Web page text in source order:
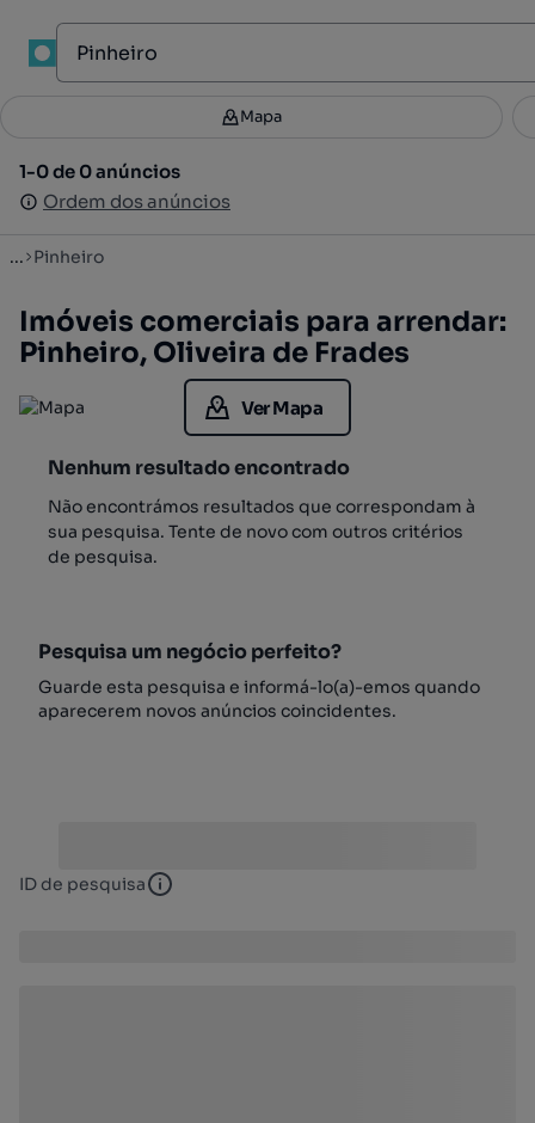
Filtros 3
1-0 de 0 anúncios
Ordem dos anúncios
Mapa
1-0 de 0 anúncios
Ordem dos anúncios
... Pinheiro
Imóveis comerciais para arrendar:
Pinheiro, Oliveira de Frades
Ver Mapa
Nenhum resultado encontrado
Não encontrámos resultados que correspondam à
sua pesquisa. Tente de novo com outros critérios
de pesquisa.
Pesquisa um negócio perfeito?
Guarde esta pesquisa e informá-lo(a)-emos quando
aparecerem novos anúncios coincidentes.
ID de pesquisa ID de pesquisa